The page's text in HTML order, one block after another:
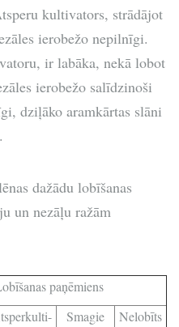
kultivators, strādājot
ierobežo nepilnīgi.
ir labāka, nekā lobot
ierobežo salīdzinoši
dziļāko aramkārtas slāni
dažādu lobīšanas
un nezāļu ražām
paņēmiens
Smagie
Nelobīts